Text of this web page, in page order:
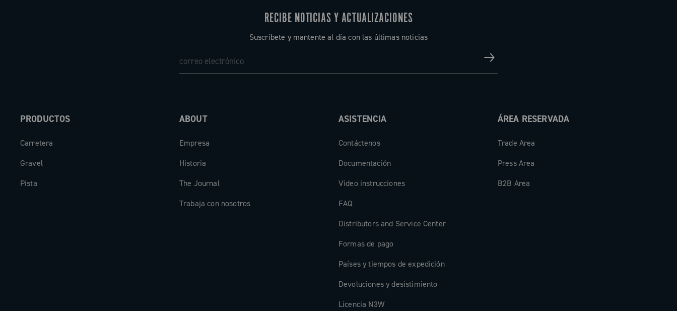
RECIBE NOTICIAS Y ACTUALIZACIONES
Suscríbete y mantente al día con las últimas noticias
PRODUCTOS
Carretera
Gravel
Pista
ABOUT
Empresa
Historia
The Journal
Trabaja con nosotros
ASISTENCIA
Contáctenos
Documentación
Video instrucciones
FAQ
Distributors and Service Center
Formas de pago
Países y tiempos de expedición
Devoluciones y desistimiento
Licencia N3W
ÁREA RESERVADA
Trade Area
Press Area
B2B Area